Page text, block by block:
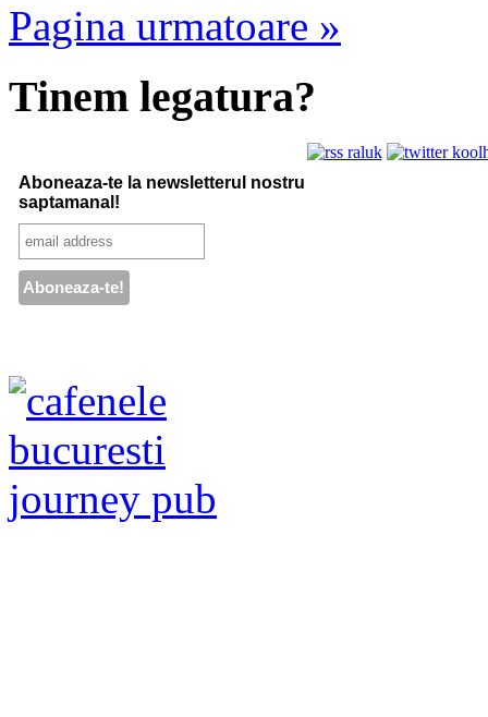
Pagina urmatoare »
Tinem legatura?
Aboneaza-te la newsletterul nostru
saptamanal!